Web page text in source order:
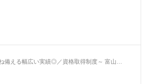
る幅広い実績◎／資格取得制度～ 富山市